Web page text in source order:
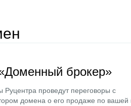
брокер»
Руцентра проведут переговоры с
домена о его продаже по вашей